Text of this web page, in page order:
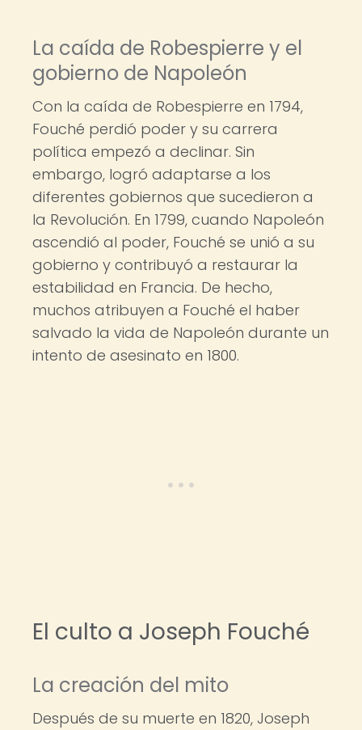
La caída de Robespierre y el
gobierno de Napoleón
Con la caída de Robespierre en 1794,
Fouché perdió poder y su carrera
política empezó a declinar. Sin
embargo, logró adaptarse a los
diferentes gobiernos que sucedieron a
la Revolución. En 1799, cuando Napoleón
ascendió al poder, Fouché se unió a su
gobierno y contribuyó a restaurar la
estabilidad en Francia. De hecho,
muchos atribuyen a Fouché el haber
salvado la vida de Napoleón durante un
intento de asesinato en 1800.
El culto a Joseph Fouché
La creación del mito
Después de su muerte en 1820, Joseph